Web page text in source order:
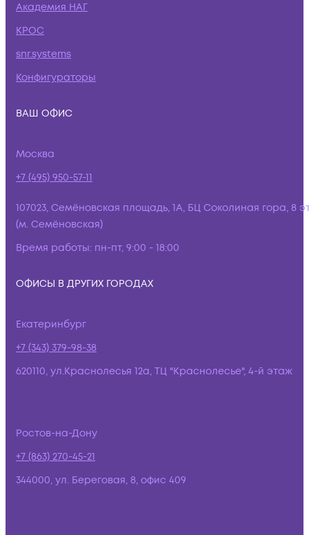
Академия НАГ
КРОС
snr.systems
Конфигураторы
ВАШ ОФИС
Москва
+7 (495) 950-57-11
107023, Семёновская площадь, 1А, БЦ Соколиная гора, 8
(м. Семёновская)
Время работы: пн-пт, 9:00 - 18:00
ОФИСЫ В ДРУГИХ ГОРОДАХ
Екатеринбург
+7 (343) 379-98-38
620110, ул.Краснолесья 12а, ТЦ "Краснолесье", 4-й этаж
Ростов-на-Дону
+7 (863) 270-45-21
344000, ул. Береговая, 8, офис 409